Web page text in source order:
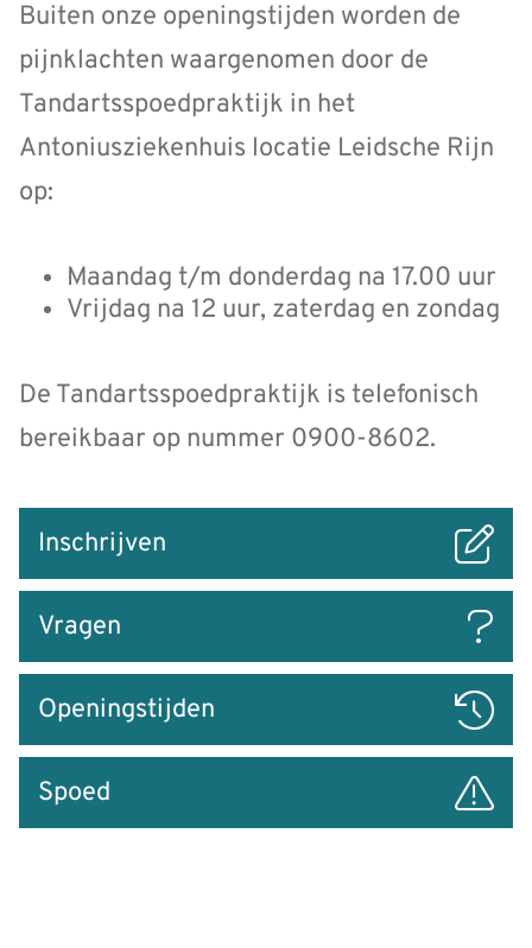
Buiten onze openingstijden worden de
pijnklachten waargenomen door de
Tandartsspoedpraktijk in het
Antoniusziekenhuis locatie Leidsche Rijn
op:
Maandag t/m donderdag na 17.00 uur
Vrijdag na 12 uur, zaterdag en zondag
De Tandartsspoedpraktijk is telefonisch
bereikbaar op nummer 0900-8602.
naar
Inschrijven
Vragen
Openingstijden
Spoed